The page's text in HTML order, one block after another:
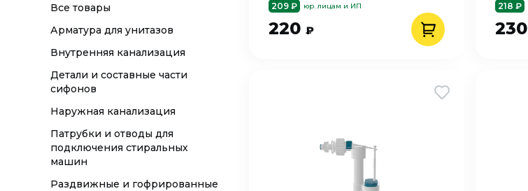
Все товары
Арматура для унитазов
Внутренняя канализация
Детали и составные части
сифонов
Наружная канализация
Патрубки и отводы для
подключения стиральных
машин
Раздвижные и гофрированные
209 ₽ юр. лицам и ИП
220 ₽
218 ₽
230